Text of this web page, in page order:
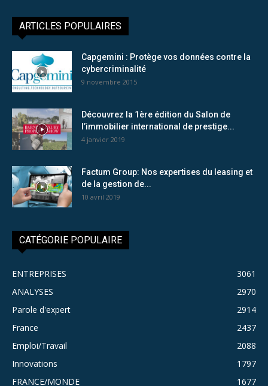
ARTICLES POPULAIRES
Capgemini : Protège vos données contre la
cybercriminalité
9 novembre 2015
Découvrez la 1ère édition du Salon de
l’immobilier international de prestige...
4 janvier 2019
Factum Group: Nos expertises du leasing et
de la gestion de...
10 avril 2019
CATÉGORIE POPULAIRE
ENTREPRISES
3061
ANALYSES
2970
Parole d'expert
2914
France
2437
Emploi/Travail
2088
Innovations
1797
FRANCE/MONDE
1677